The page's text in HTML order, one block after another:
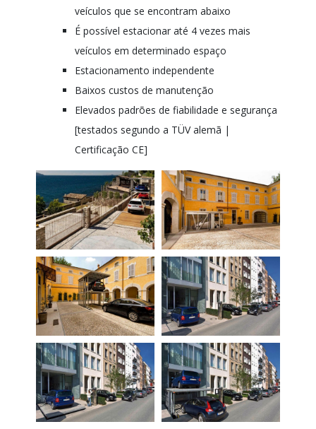
veículos que se encontram abaixo
É possível estacionar até 4 vezes mais
veículos em determinado espaço
Estacionamento independente
Baixos custos de manutenção
Elevados padrões de fiabilidade e segurança
[testados segundo a TÜV alemã |
Certificação CE]